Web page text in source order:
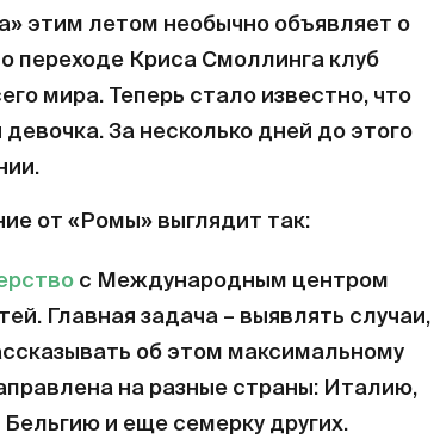
этим летом необычно объявляет о
переходе Криса Смоллинга клуб
мира. Теперь стало известно, что
За несколько дней до этого
от «Ромы» выглядит так:
с Международным центром
Главная задача – выявлять случаи,
об этом максимальному
на разные страны: Италию,
и еще семерку других.